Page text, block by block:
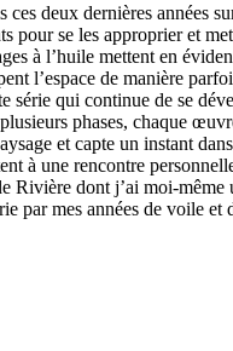
ces deux dernières années
pour se les approprier et
à l’huile mettent en
l’espace de manière
série qui continue de se
phases, chaque
et capte un instant
à une rencontre
Rivière dont j’ai moi-même
par mes années de voile et